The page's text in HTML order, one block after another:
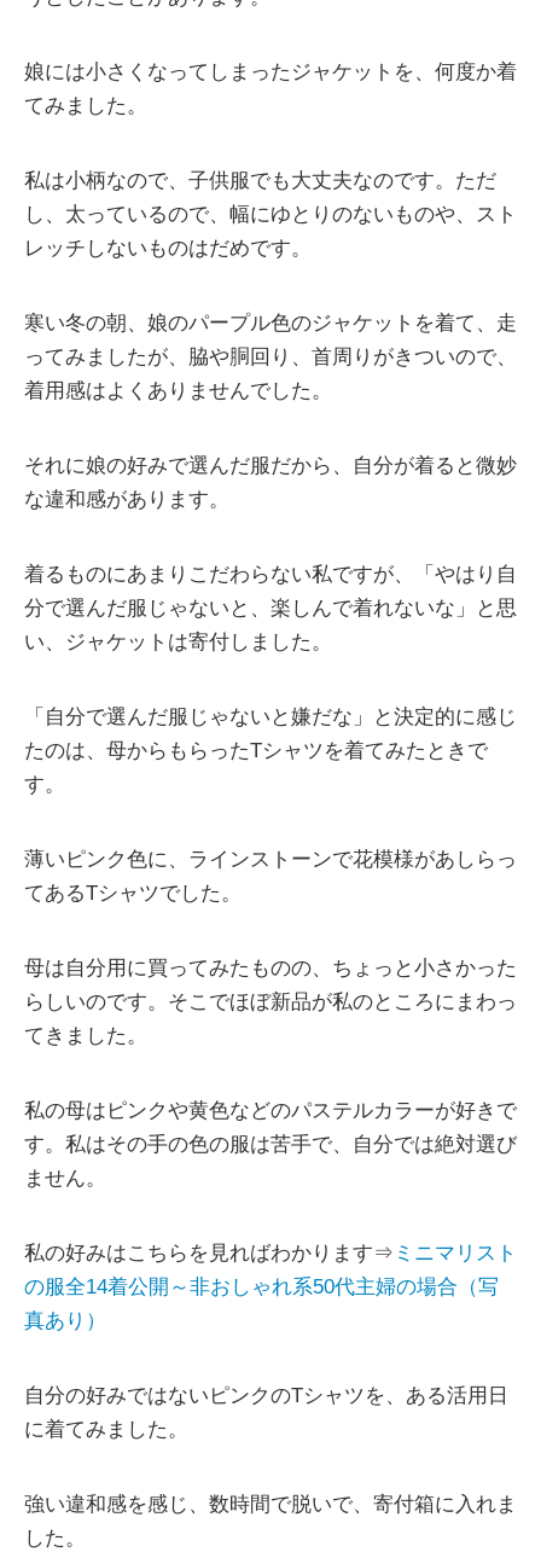
娘には小さくなってしまったジャケットを、何度か着
てみました。
私は小柄なので、子供服でも大丈夫なのです。ただ
し、太っているので、幅にゆとりのないものや、スト
レッチしないものはだめです。
寒い冬の朝、娘のパープル色のジャケットを着て、走
ってみましたが、脇や胴回り、首周りがきついので、
着用感はよくありませんでした。
それに娘の好みで選んだ服だから、自分が着ると微妙
な違和感があります。
着るものにあまりこだわらない私ですが、「やはり自
分で選んだ服じゃないと、楽しんで着れないな」と思
い、ジャケットは寄付しました。
「自分で選んだ服じゃないと嫌だな」と決定的に感じ
たのは、母からもらったTシャツを着てみたときで
す。
薄いピンク色に、ラインストーンで花模様があしらっ
てあるTシャツでした。
母は自分用に買ってみたものの、ちょっと小さかった
らしいのです。そこでほぼ新品が私のところにまわっ
てきました。
私の母はピンクや黄色などのパステルカラーが好きで
す。私はその手の色の服は苦手で、自分では絶対選び
ません。
私の好みはこちらを見ればわかります⇒ ミニマリスト
の服全14着公開～非おしゃれ系50代主婦の場合（写
真あり）
自分の好みではないピンクのTシャツを、ある活用日
に着てみました。
強い違和感を感じ、数時間で脱いで、寄付箱に入れま
した。